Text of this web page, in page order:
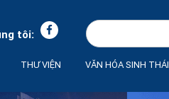
tôi:
THƯ VIỆN VĂN HÓA SINH THÁI